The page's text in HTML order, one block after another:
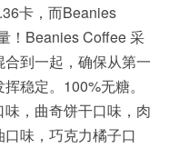
卡，而Beanies
！Beanies Coffee 采
到一起，确保从第一
稳定。100%无糖。
，曲奇饼干口味，肉
味，巧克力橘子口